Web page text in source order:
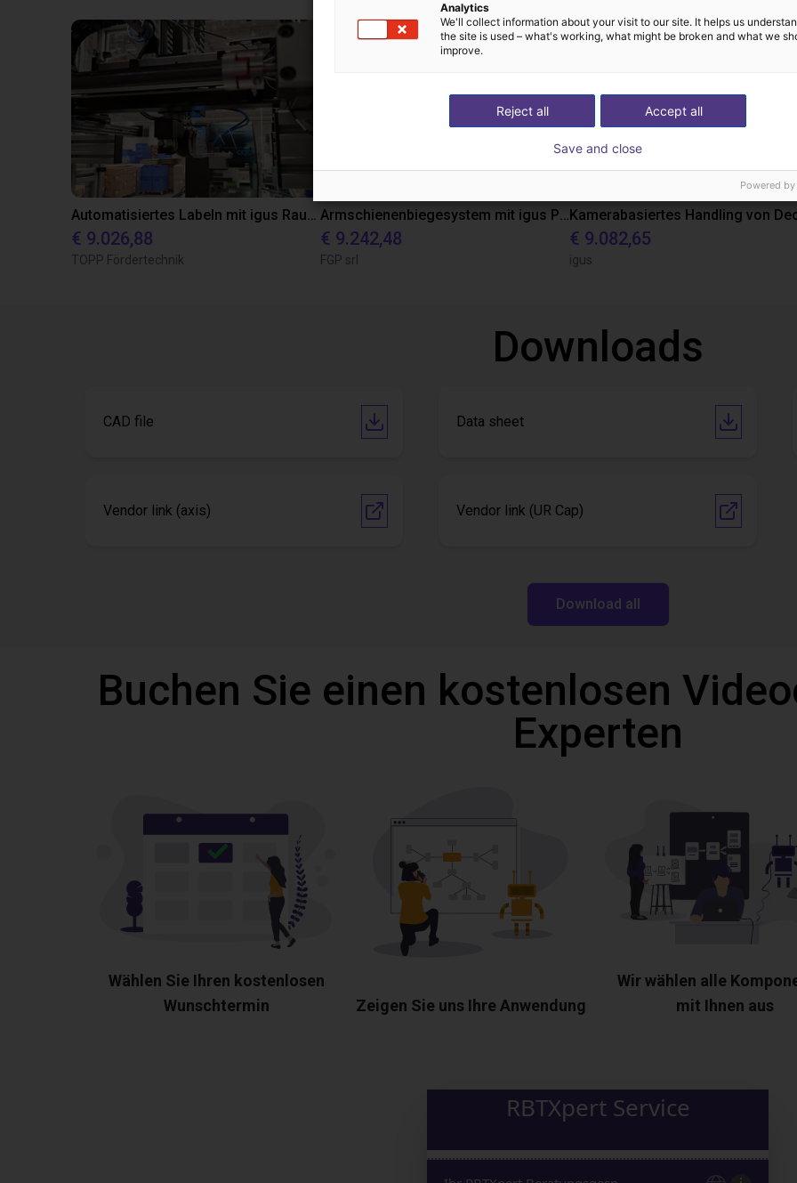
Automatisiertes Labeln mit igus Raumpotal Roboter
€ 9.026,88
TOPP Fördertechnik
Armschienenbiegesystem mit igus Portal und igus robot control
€ 9.242,48
FGP srl
€ 9.082,65
igus
Downloads
CAD file Data sheet
Vendor link (axis) Vendor link (UR Cap)
Download all
Buchen Sie einen kostenlosen
Experten
Wählen Sie Ihren kostenlosen
Wunschtermin
Zeigen Sie uns Ihre Anwendung
Wir wählen alle
mit Ihnen aus
Analytics
We'll collect information about your visit to our site. It helps us
the site is used – what's working, what might be broken and what we
improve.
Accept all
Reject all
Save and close
Powered by